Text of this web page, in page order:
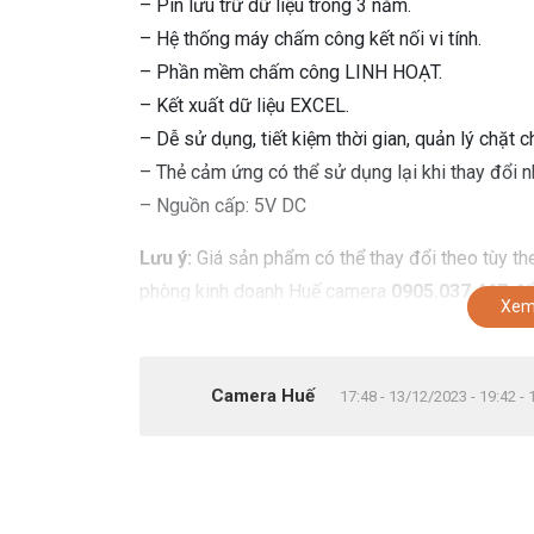
– Pin lưu trữ dữ liệu trong 3 năm.
– Hệ thống máy chấm công kết nối vi tính.
– Phần mềm chấm công LINH HOẠT.
– Kết xuất dữ liệu EXCEL.
– Dễ sử dụng, tiết kiệm thời gian, quản lý chặt
– Thẻ cảm ứng có thể sử dụng lại khi thay đổi
– Nguồn cấp: 5V DC
Lưu ý: Giá sản phẩm có thể thay đổi theo tùy
phòng kinh doanh Huế camera 0905.037.467để
Camera Huế 17:48 - 13/12/2023 - 19:42 -